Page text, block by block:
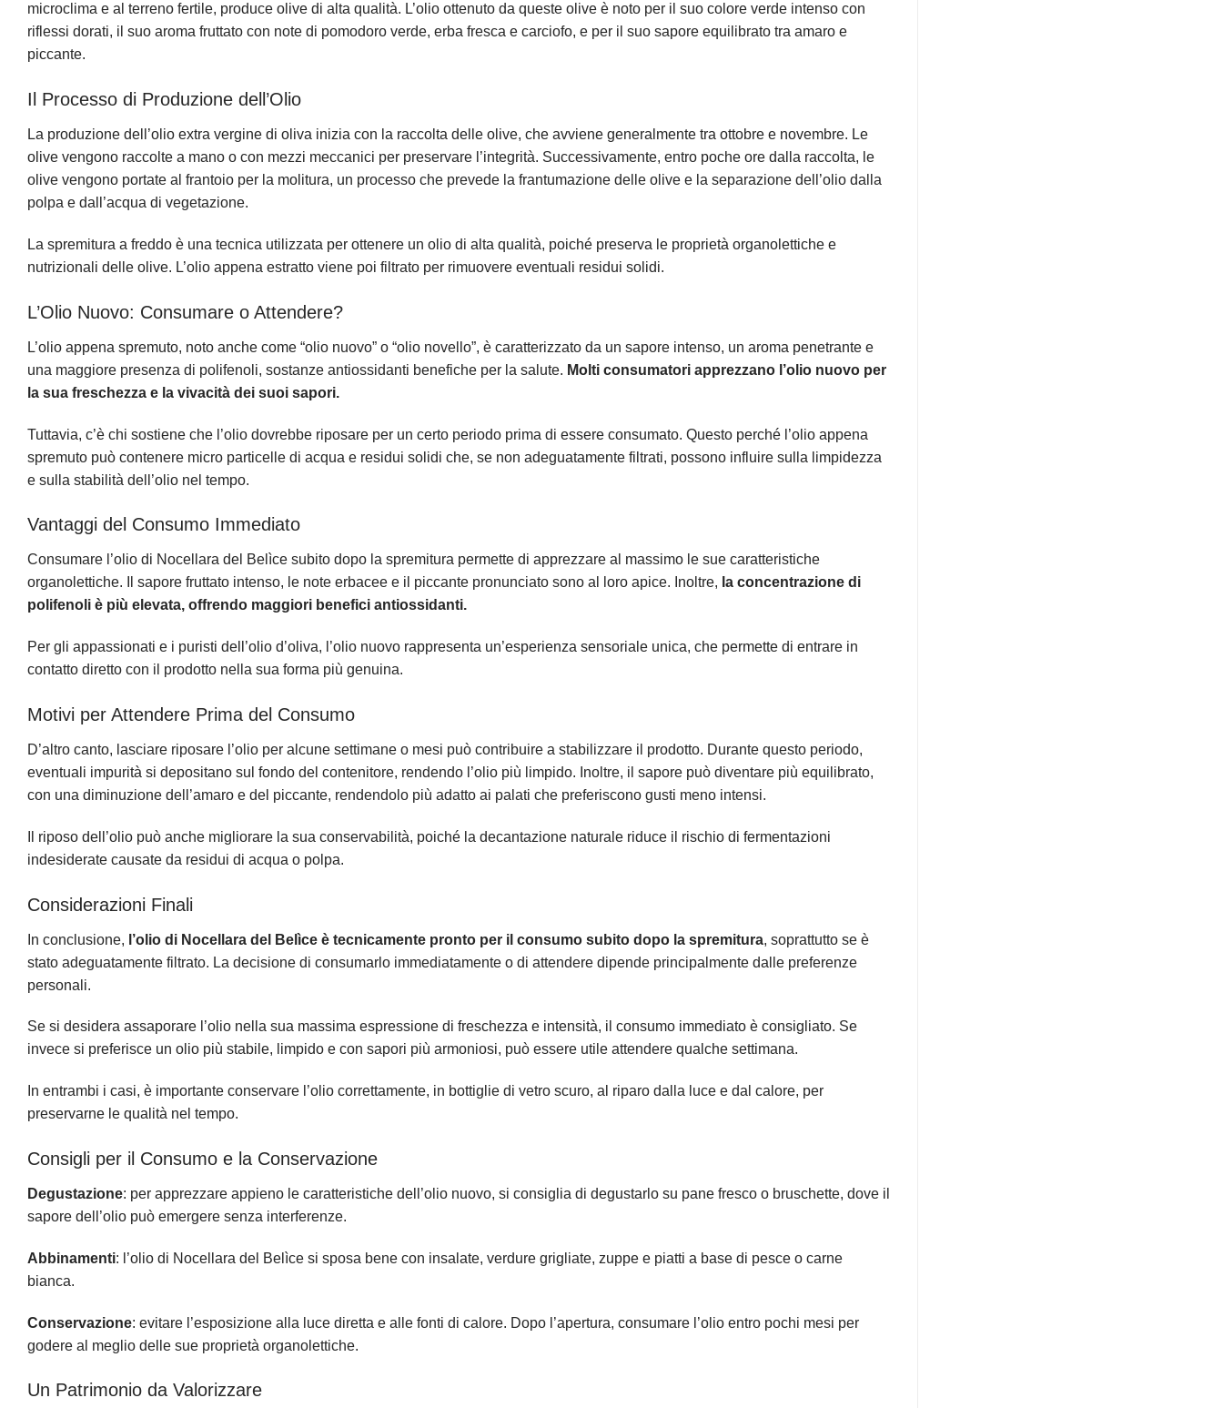
microclima e al terreno fertile, produce olive di alta qualità. L’olio ottenuto da queste olive è noto per il suo colore verde intenso con
riflessi dorati, il suo aroma fruttato con note di pomodoro verde, erba fresca e carciofo, e per il suo sapore equilibrato tra amaro e
piccante.
Il Processo di Produzione dell’Olio
La produzione dell’olio extra vergine di oliva inizia con la raccolta delle olive, che avviene generalmente tra ottobre e novembre. Le
olive vengono raccolte a mano o con mezzi meccanici per preservare l’integrità. Successivamente, entro poche ore dalla raccolta, le
olive vengono portate al frantoio per la molitura, un processo che prevede la frantumazione delle olive e la separazione dell’olio dalla
polpa e dall’acqua di vegetazione.
La spremitura a freddo è una tecnica utilizzata per ottenere un olio di alta qualità, poiché preserva le proprietà organolettiche e
nutrizionali delle olive. L’olio appena estratto viene poi filtrato per rimuovere eventuali residui solidi.
L’Olio Nuovo: Consumare o Attendere?
L’olio appena spremuto, noto anche come “olio nuovo” o “olio novello”, è caratterizzato da un sapore intenso, un aroma penetrante e
una maggiore presenza di polifenoli, sostanze antiossidanti benefiche per la salute. Molti consumatori apprezzano l’olio nuovo per
la sua freschezza e la vivacità dei suoi sapori.
Tuttavia, c’è chi sostiene che l’olio dovrebbe riposare per un certo periodo prima di essere consumato. Questo perché l’olio appena
spremuto può contenere micro particelle di acqua e residui solidi che, se non adeguatamente filtrati, possono influire sulla limpidezza
e sulla stabilità dell’olio nel tempo.
Vantaggi del Consumo Immediato
Consumare l’olio di Nocellara del Belìce subito dopo la spremitura permette di apprezzare al massimo le sue caratteristiche
organolettiche. Il sapore fruttato intenso, le note erbacee e il piccante pronunciato sono al loro apice. Inoltre, la concentrazione di
polifenoli è più elevata, offrendo maggiori benefici antiossidanti.
Per gli appassionati e i puristi dell’olio d’oliva, l’olio nuovo rappresenta un’esperienza sensoriale unica, che permette di entrare in
contatto diretto con il prodotto nella sua forma più genuina.
Motivi per Attendere Prima del Consumo
D’altro canto, lasciare riposare l’olio per alcune settimane o mesi può contribuire a stabilizzare il prodotto. Durante questo periodo,
eventuali impurità si depositano sul fondo del contenitore, rendendo l’olio più limpido. Inoltre, il sapore può diventare più equilibrato,
con una diminuzione dell’amaro e del piccante, rendendolo più adatto ai palati che preferiscono gusti meno intensi.
Il riposo dell’olio può anche migliorare la sua conservabilità, poiché la decantazione naturale riduce il rischio di fermentazioni
indesiderate causate da residui di acqua o polpa.
Considerazioni Finali
In conclusione, l’olio di Nocellara del Belìce è tecnicamente pronto per il consumo subito dopo la spremitura, soprattutto se è
stato adeguatamente filtrato. La decisione di consumarlo immediatamente o di attendere dipende principalmente dalle preferenze
personali.
Se si desidera assaporare l’olio nella sua massima espressione di freschezza e intensità, il consumo immediato è consigliato. Se
invece si preferisce un olio più stabile, limpido e con sapori più armoniosi, può essere utile attendere qualche settimana.
In entrambi i casi, è importante conservare l’olio correttamente, in bottiglie di vetro scuro, al riparo dalla luce e dal calore, per
preservarne le qualità nel tempo.
Consigli per il Consumo e la Conservazione
Degustazione: per apprezzare appieno le caratteristiche dell’olio nuovo, si consiglia di degustarlo su pane fresco o bruschette, dove il
sapore dell’olio può emergere senza interferenze.
Abbinamenti: l’olio di Nocellara del Belìce si sposa bene con insalate, verdure grigliate, zuppe e piatti a base di pesce o carne
bianca.
Conservazione: evitare l’esposizione alla luce diretta e alle fonti di calore. Dopo l’apertura, consumare l’olio entro pochi mesi per
godere al meglio delle sue proprietà organolettiche.
Un Patrimonio da Valorizzare